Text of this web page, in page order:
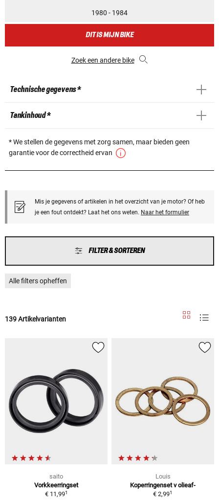
1980 - 1984
DIT IS MIJN BIKE
Zoek een andere bike
Technische gegevens *
Tankinhoud *
* We stellen de gegevens met zorg samen, maar bieden geen
garantie voor de correctheid ervan
Mis je gegevens of artikelen in het overzicht van je motor? Of heb
je een fout ontdekt? Laat het ons weten. Naar het formulier
FILTER & SORTEREN
Alle filters opheffen
139 Artikelvarianten
saito
Vorkkeerringset
€ 11,991
Louis
Koperringenset v olieaf-
€ 2,991